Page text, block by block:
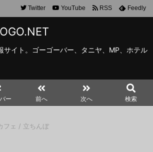
サイト。ゴーゴーバー、タニヤ、MP、ホテル
ー 前へ 次へ 検索
Twitter YouTube RSS Feedly
フェ / 立ちんぼ